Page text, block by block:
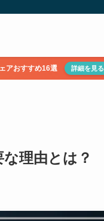
アおすすめ16選 詳細を見る
理由とは？